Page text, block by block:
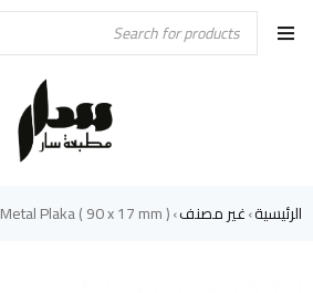
الرئيسية›غير مصنف›
Metal Plaka ( 90 x 17 mm )